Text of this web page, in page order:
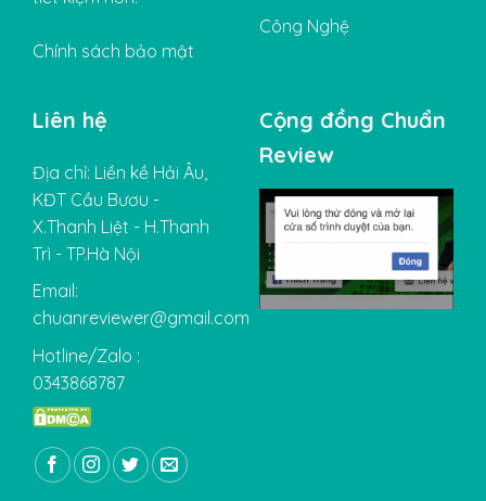
Chính sách bảo mật
Công Nghệ
Liên hệ
Địa chỉ: Liền kề Hải Âu,
KĐT Cầu Bươu -
X.Thanh Liệt - H.Thanh
Trì - TP.Hà Nội
Email:
chuanreviewer@gmail.com
Hotline/Zalo :
0343868787
Cộng đồng Chuẩn
Review